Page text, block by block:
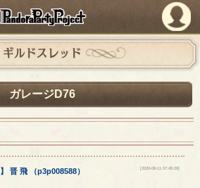
PandoraPartyProject
ギルドスレッド
ガレージD76
】晋 飛 （p3p008588） [2020-08-11 07:45:00]